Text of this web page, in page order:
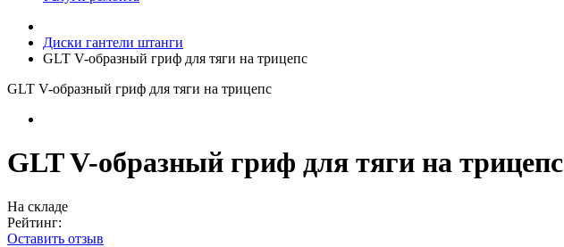
Диски гантели штанги
GLT V-образный гриф для тяги на трицепс
GLT V-образный гриф для тяги на трицепс
GLT V-образный гриф для тяги на трицепс
На складе
Рейтинг:
Оставить отзыв